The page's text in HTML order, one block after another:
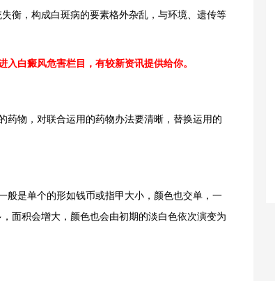
衡，构成白斑病的要素格外杂乱，与环境、遗传等
入白癜风危害栏目，有较新资讯提供给你。
药物，对联合运用的药物办法要清晰，替换运用的
般是单个的形如钱币或指甲大小，颜色也交单，一
面积会增大，颜色也会由初期的淡白色依次演变为